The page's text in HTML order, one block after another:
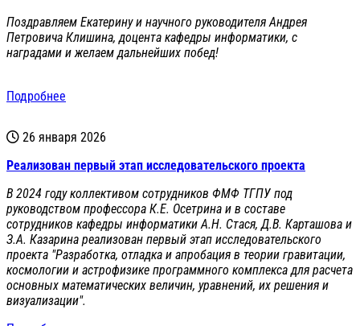
Поздравляем Екатерину и научного руководителя Андрея
Петровича Клишина, доцента кафедры информатики, с
наградами и желаем дальнейших побед!
Подробнее
26 января 2026
Реализован первый этап исследовательского проекта
В 2024 году коллективом сотрудников ФМФ ТГПУ под
руководством профессора К.Е. Осетрина и в составе
сотрудников кафедры информатики А.Н. Стася, Д.В. Карташова и
З.А. Казарина реализован первый этап исследовательского
проекта "Разработка, отладка и апробация в теории гравитации,
космологии и астрофизике программного комплекса для расчета
основных математических величин, уравнений, их решения и
визуализации".